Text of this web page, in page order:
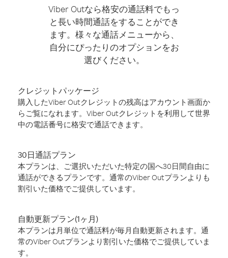
Viber Outなら格安の通話料でもっ
と長い時間通話をすることができ
ます。様々な通話メニューから、
自分にぴったりのオプションをお
選びください。
クレジットパッケージ
購入したViber Outクレジットの残高はアカウント画面か
らご覧になれます。Viber Outクレジットを利用して世界
中の電話番号に格安で通話できます。
30日通話プラン
本プランは、ご選択いただいた特定の国へ30日間自由に
通話ができるプランです。通常のViber Outプランよりも
割引いた価格でご提供しています。
自動更新プラン(1ヶ月)
本プランは月単位で通話料が毎月自動更新されます。通
常のViber Outプランより割引いた価格でご提供していま
す。